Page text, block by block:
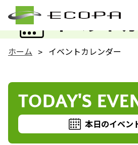
イベント
EVENT
ホーム イベントカレンダー
TODAY'S
本日のイベン